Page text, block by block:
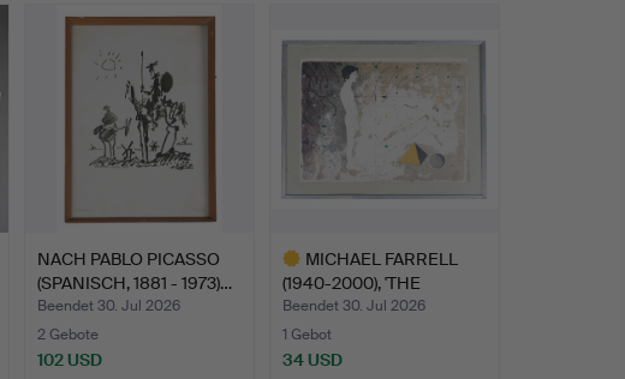
NACH PABLO PICASSO
(SPANISCH, 1881 - 1973)…
Beendet 30. Jul 2026
2 Gebote
102 USD
MICHAEL FARRELL
(1940-2000), 'THE
FUTURE S…
Beendet 30. Jul 2026
1 Gebot
34 USD